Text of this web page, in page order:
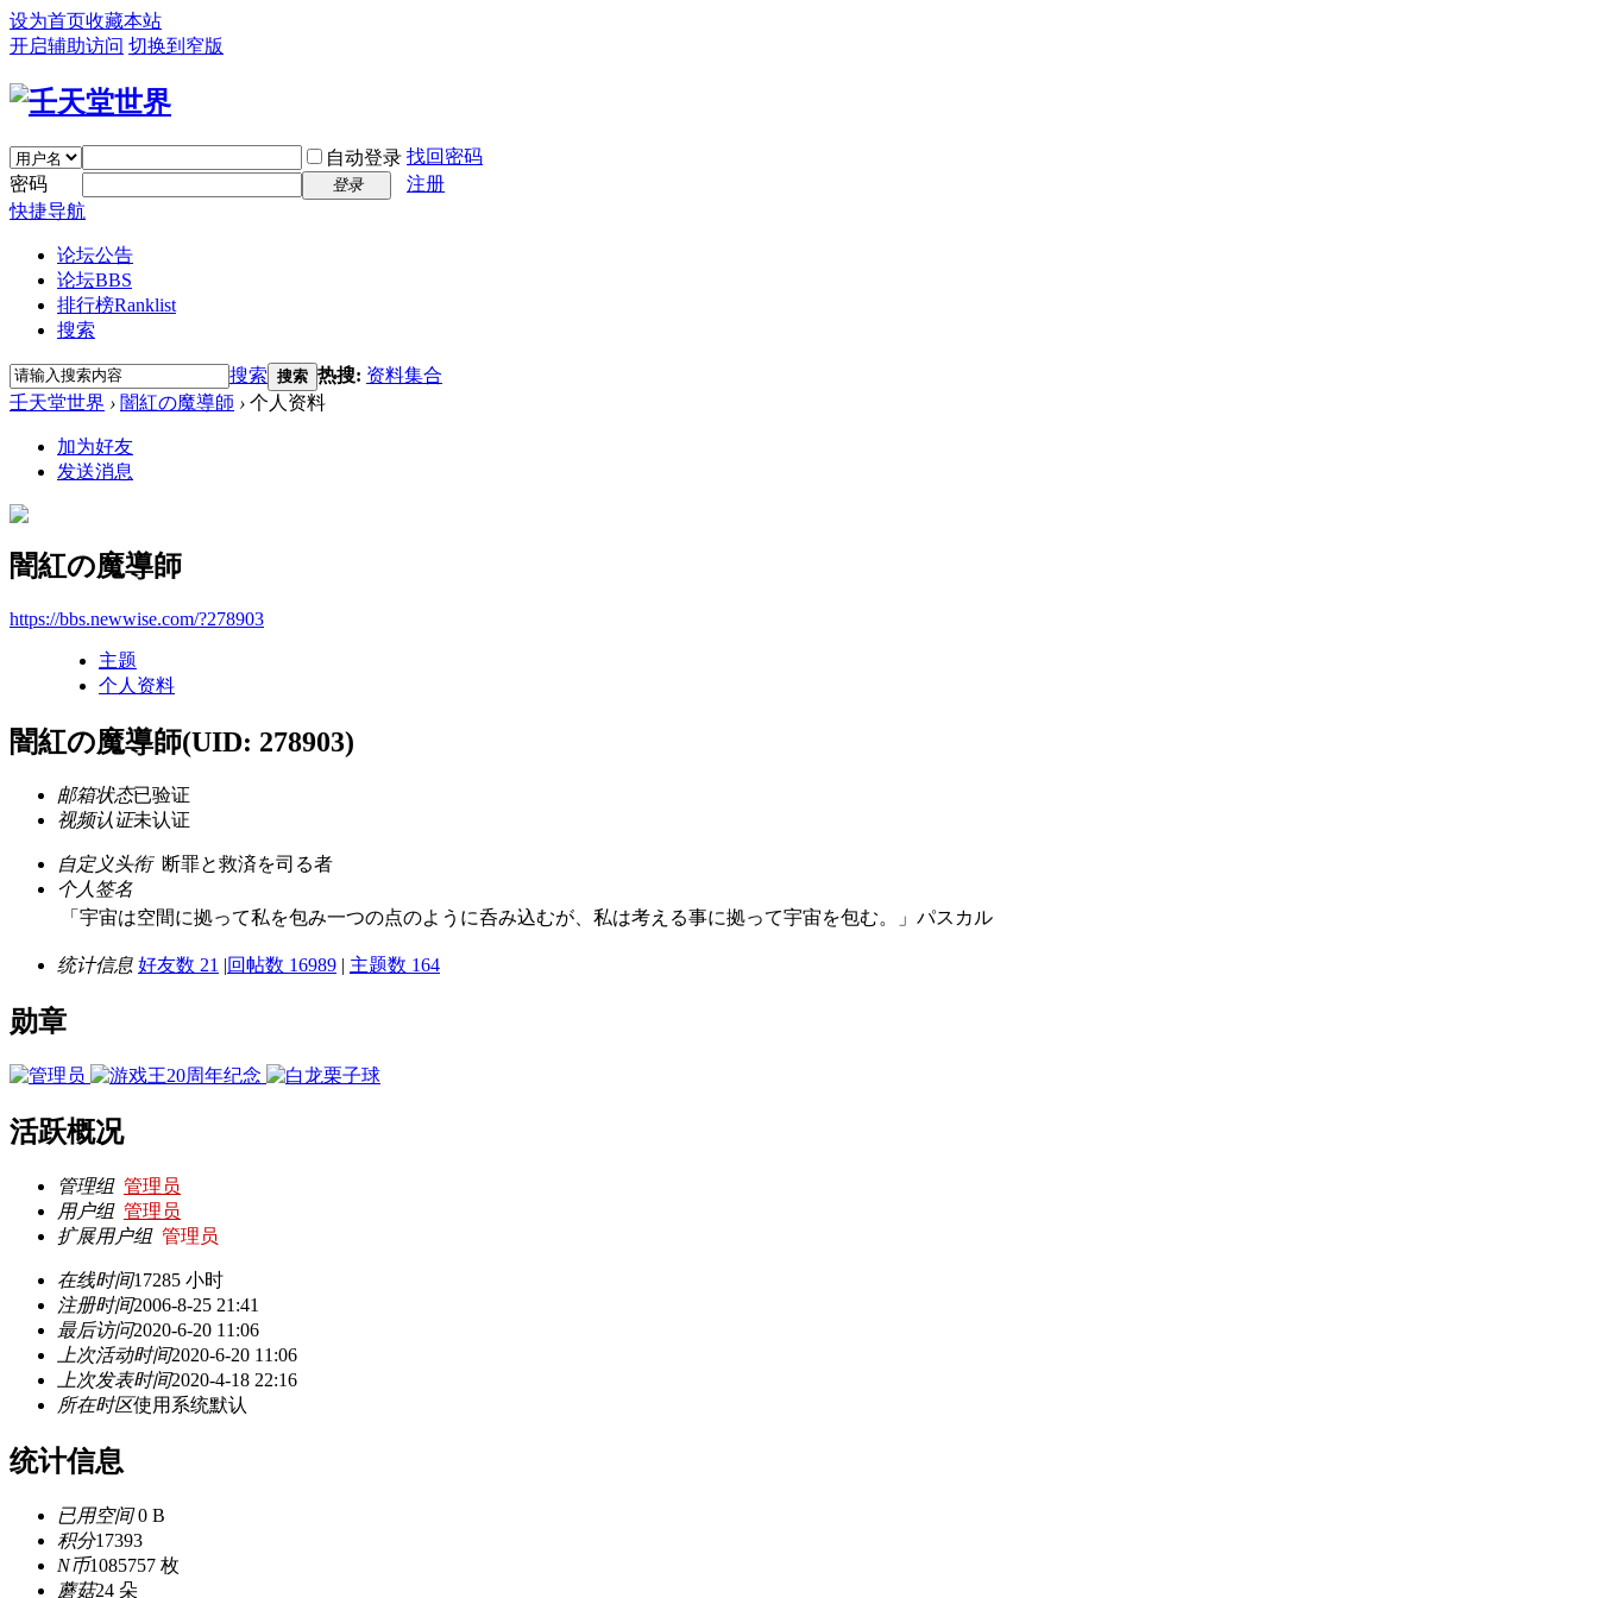
设为首页收藏本站
开启辅助访问 切换到窄版
自动登录 找回密码
密码
登录
注册
快捷导航
论坛公告
论坛BBS
排行榜Ranklist
搜索
搜索 搜索 热搜: 资料集合
壬天堂世界 › 闇紅の魔導師 › 个人资料
加为好友
发送消息
闇紅の魔導師
https://bbs.newwise.com/?278903
主题
个人资料
闇紅の魔導師(UID: 278903)
邮箱状态已验证
视频认证未认证
自定义头衔 断罪と救済を司る者
个人签名
「宇宙は空間に拠って私を包み一つの点のように呑み込むが、私は考える事に拠って宇宙を包む。」パスカル
统计信息 好友数 21 |回帖数 16989 | 主题数 164
勋章
活跃概况
管理组 管理员
用户组 管理员
扩展用户组 管理员
在线时间17285 小时
注册时间2006-8-25 21:41
最后访问2020-6-20 11:06
上次活动时间2020-6-20 11:06
上次发表时间2020-4-18 22:16
所在时区使用系统默认
统计信息
已用空间0 B
积分17393
N币1085757 枚
蘑菇24 朵